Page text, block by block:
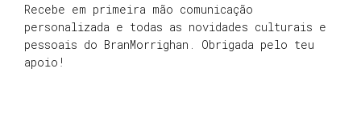
Recebe em primeira mão comunicação
personalizada e todas as novidades culturais e
pessoais do BranMorrighan. Obrigada pelo teu
apoio!